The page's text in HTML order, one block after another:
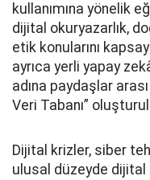
kullanımına yönelik
dijital okuryazarlık,
etik konularını
ayrıca yerli yapay
adına paydaşlar
Veri Tabanı”
Dijital krizler, siber
ulusal düzeyde dijital